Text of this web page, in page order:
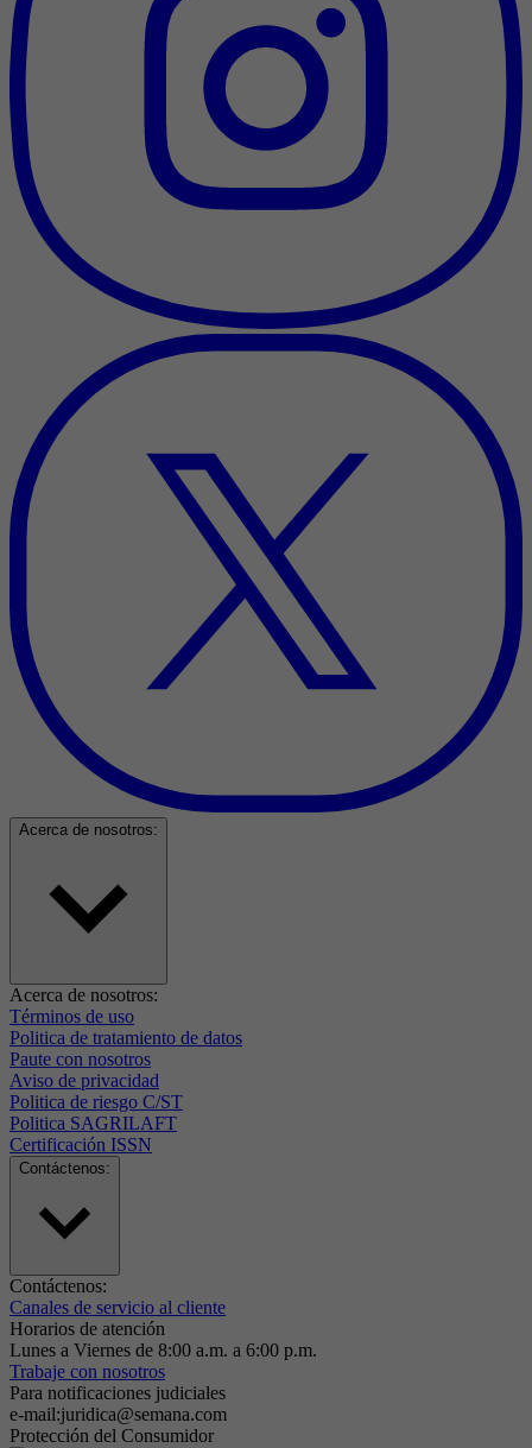
Acerca de nosotros:
Acerca de nosotros:
Términos de uso
Politica de tratamiento de datos
Paute con nosotros
Aviso de privacidad
Politica de riesgo C/ST
Politica SAGRILAFT
Certificación ISSN
Contáctenos:
Contáctenos:
Canales de servicio al cliente
Horarios de atención
Lunes a Viernes de 8:00 a.m. a 6:00 p.m.
Trabaje con nosotros
Para notificaciones judiciales
e-mail:juridica@semana.com
Protección del Consumidor